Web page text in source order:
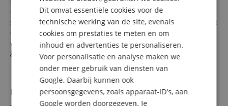
uitstraling. In vergelijking met klassieke piano's heeft de
serie bovendien compactere afmetingen, een subtielere look
en een aanzienlijk lager gewicht, zodat u uw HP700 piano
comfortabel kunt verplaatsen tot u de perfecte plek hebt
gevonden.
Elegant behuizing
SPANISH
Dit omvat essentiële cookies voor de
technische werking van de site, evenals
cookies om prestaties te meten en om
inhoud en advertenties te personaliseren.
Voor personalisatie en analyse maken we
onder meer gebruik van diensten van
Google. Daarbij kunnen ook
persoonsgegevens, zoals apparaat-ID's, aan
Google worden doorgegeven. Je